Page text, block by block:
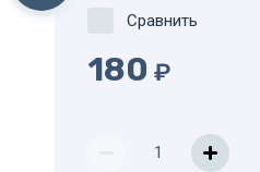
180 ₽
Сравнить